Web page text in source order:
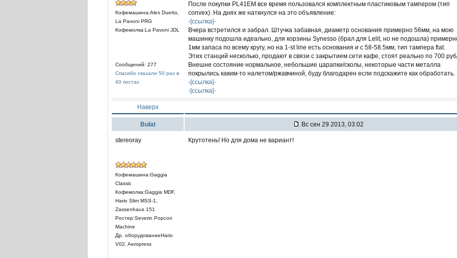
Кофемашина:Alex Duetto,
La Pavoni PRG
Кофемолка:La Pavoni JDL
Сообщений: 277
Спасибо сказали 50 раз в
40 постах
После покупки PL41EM все время пользовался комплектным пластиковым тампером (тип
convex). На днях же наткнулся на это объявление:
-[ссылка]-
Вчера встретился и забрал. Штучка забавная, диаметр основания примерно 56мм, на мою
машинку подошла идеально, для корзины Synesso (брал для Lelit, но не подошла)
1мм запаса по всему кругу, но на 1-st line есть основания и с 58-58.5мм, тип тампера flat.
Этих станций несколько, продают в связи с закрытием сети кафе, стоят реально по 700
Внешне состояние нормальное, небольшие царапки/сколы, некоторые части металла
покрылись каким-то налетом/ржавчиной, буду благодарен если подскажите как обработать.
-[ссылка]-
-[ссылка]-
Наверх
Bulat Вс сен 29 2013, 03:02
stereoray
Кофемашина:Gaggia
Classic
Кофемолка:Gaggia MDF,
Hario Slim MSS-1,
Zassenhaus 151
Ростер:Severin Popcon
Machine
Др. оборудованиеHario
V02, Aeropress
Крутотень! Но для дома не вариант!